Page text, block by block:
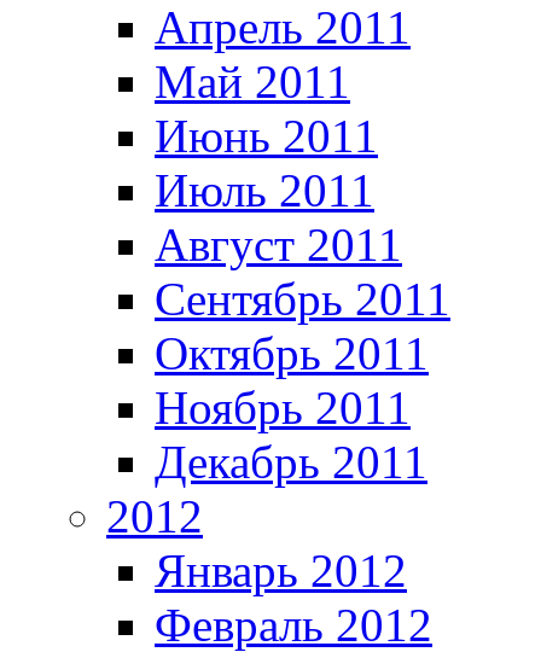
Апрель 2011
Май 2011
Июнь 2011
Июль 2011
Август 2011
Сентябрь 2011
Октябрь 2011
Ноябрь 2011
Декабрь 2011
2012
Январь 2012
Февраль 2012